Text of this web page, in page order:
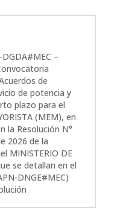
–
de
de potencia y
plazo para el
(MEM), en
la Resolución N°
2026 de la
MINISTERIO DE
se detallan en el
DNGE#MEC)